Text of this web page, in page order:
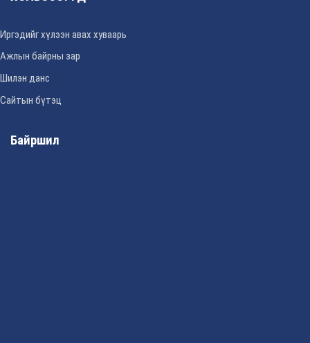
Иргэдийг хүлээн авах хуваарь
Ажлын байрны зар
Шилэн данс
Сайтын бүтэц
Байршил